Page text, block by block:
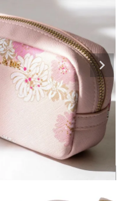
円(税込)